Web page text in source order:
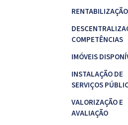
RENTABILIZAÇÃO
COMPETÊNCIAS
IMÓVEIS
INSTALAÇÃO DE
SERVIÇOS
VALORIZAÇÃO E
AVALIAÇÃO